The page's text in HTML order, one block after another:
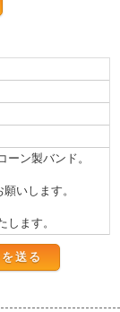
ン製バンド。
いします。
ます。